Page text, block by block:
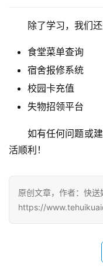
除了学习，我们
食堂菜单查询
宿舍报修系统
校园卡充值
失物招领平台
如有任何问题或
活顺利！
原创文章，作者：快送
https://